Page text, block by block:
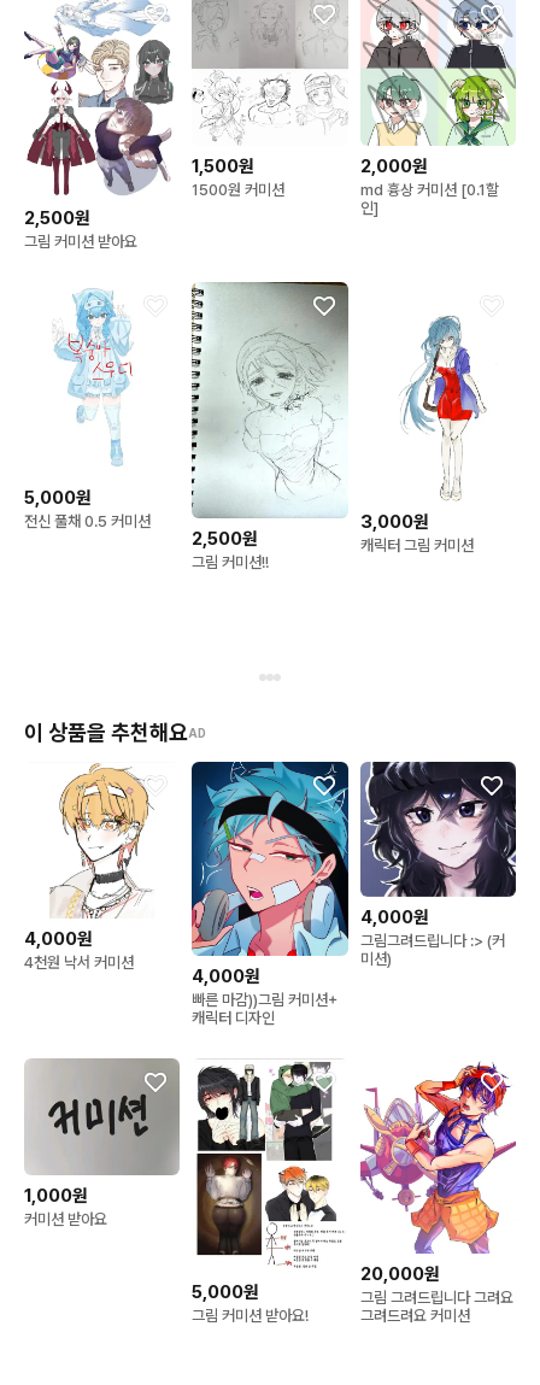
2,500원
그림 커미션 받아요
1,500원
1500원 커미션
2,000원
md 흉상 커미션 [0.1할
인]
5,000원
전신 풀채 0.5 커미션
2,500원
그림 커미션!!
3,000원
캐릭터 그림 커미션
이 상품을 추천해요AD
4,000원
4천원 낙서 커미션
4,000원
빠른 마감))그림 커미션+
캐릭터 디자인
4,000원
그림그려드립니다 :> (커
미션)
1,000원
커미션 받아요
5,000원
그림 커미션 받아요!
20,000원
그림 그려드립니다 그려요
그려드려요 커미션